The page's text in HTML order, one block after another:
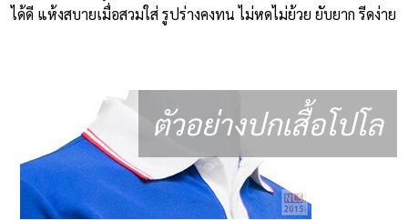
ได้ดี แห้งสบายเมื่อสวมใส่ รูปร่างคงทน ไม่หดไม่ย้วย ยับยาก รีดง่าย
ตัวอย่างปกเสื้อโปโล